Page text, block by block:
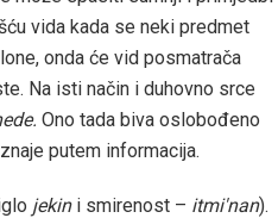
vida kada se neki predmet
onda će vid posmatrača
Na isti način i duhovno srce
Ono tada biva oslobođeno
putem informacija.
jekin i smirenost – itmi'nan).